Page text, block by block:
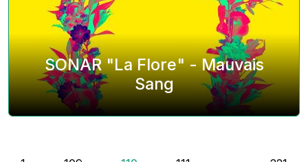
SONAR "La Flore" - Mauvais
Sang